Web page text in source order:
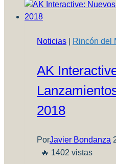
Salta
Noticias Rincón del
AK
2018
PorJavier Bondanza
🔥 1402 vistas